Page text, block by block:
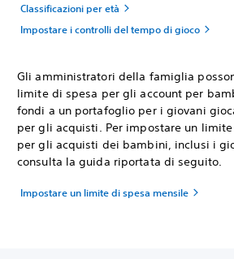
Classificazioni per età
Impostare i controlli del tempo di gioco
Gli amministratori della famiglia
limite di spesa per gli account per
fondi a un portafoglio per i giovani
per gli acquisti. Per impostare un
per gli acquisti dei bambini, inclusi i
consulta la guida riportata di seguito.
Impostare un limite di spesa mensile